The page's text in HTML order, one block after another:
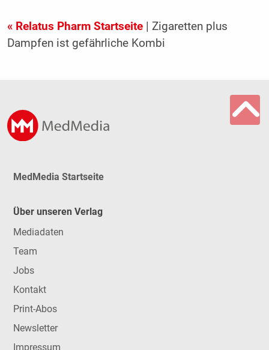
« Relatus Pharm Startseite| Zigaretten plus
Dampfen ist gefährliche Kombi
MedMedia Startseite
Über unseren Verlag
Mediadaten
Team
Jobs
Kontakt
Print-Abos
Newsletter
Impressum